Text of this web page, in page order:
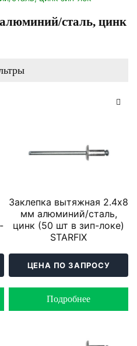
сталь, цинк
Заклепка вытяжная 2.4х8
мм алюминий/сталь,
цинк (50 шт в зип-локе)
STARFIX
ЦЕНА ПО ЗАПРОСУ
Подробнее